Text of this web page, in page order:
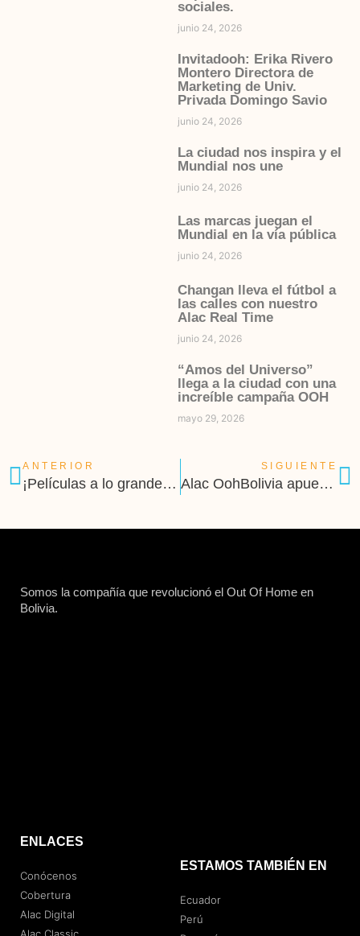
sociales.
junio 24, 2026
Invitadooh: Erika Rivero
Montero Directora de
Marketing de Univ.
Privada Domingo Savio
junio 24, 2026
La ciudad nos inspira y el
Mundial nos une
junio 24, 2026
Las marcas juegan el
Mundial en la vía pública
junio 24, 2026
Changan lleva el fútbol a
las calles con nuestro
Alac Real Time
junio 24, 2026
“Amos del Universo”
llega a la ciudad con una
increíble campaña OOH
mayo 29, 2026
ANTERIOR
¡Películas a lo grande con Karate Kid y Alac OohBolivia!
SIGUIENTE
Alac OohBolivia apuesta por un Ooh Sostenible
Somos la compañía que revolucionó el Out Of Home en
Bolivia.
ENLACES
Conócenos
Cobertura
Alac Digital
ESTAMOS TAMBIÉN EN
Ecuador
Perú